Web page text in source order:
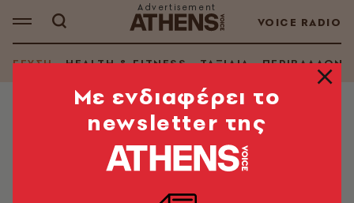
VOICE RADIO
ΓΕΥΣΗ HEALTH & FITNESS ΤΑΞΙΔΙΑ ΠΕΡΙΒΑΛΛΟΝ
WINE & SPIRITS
Το top κρασί του Γιάννη
Παρασκευόπουλου
Mε ενδιαφέρει το
newsletter της